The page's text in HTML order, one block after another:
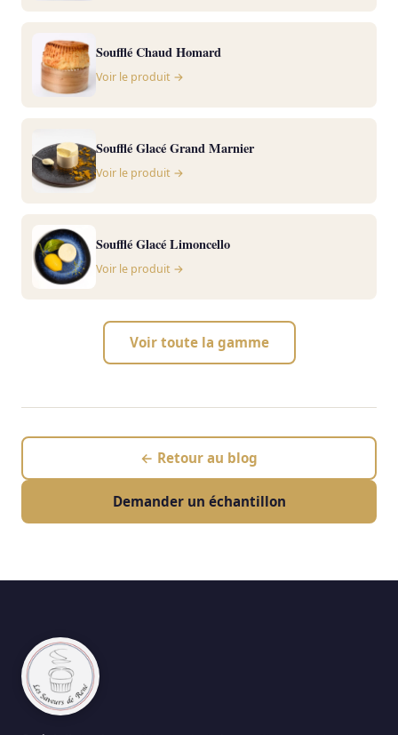
Soufflé Chaud Homard
Voir le produit →
Soufflé Glacé Grand Marnier
Voir le produit →
Soufflé Glacé Limoncello
Voir le produit →
Voir toute la gamme
← Retour au blog
Demander un échantillon